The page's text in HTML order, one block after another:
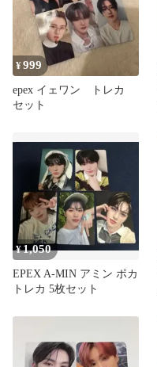
¥999
epex イェワン トレカ
セット
¥1,050
EPEX A-MIN アミン ポカ
トレカ 5枚セット